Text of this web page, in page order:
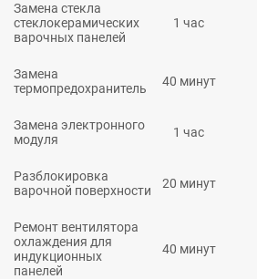
Замена стекла
стеклокерамических
варочных панелей
1 час
Замена
термопредохранитель
40 минут
Замена электронного
модуля
1 час
Разблокировка
варочной поверхности
20 минут
Ремонт вентилятора
охлаждения для
индукционных
панелей
40 минут